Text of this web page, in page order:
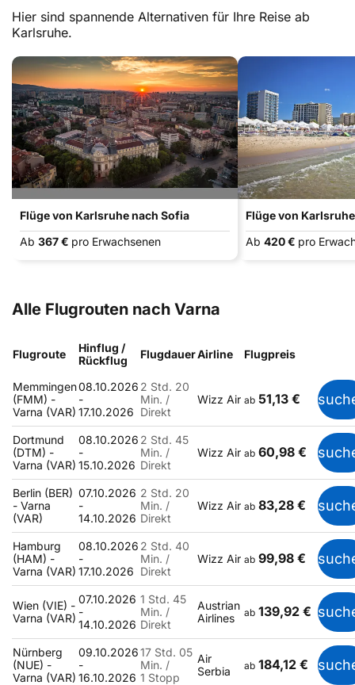
Hier sind spannende Alternativen für Ihre Reise ab
Karlsruhe.
Flüge von Karlsruhe nach Sofia
Ab 367 € pro Erwachsenen
Flüge von
Ab 420 € pro
Alle Flugrouten nach Varna
Flugroute
Hinflug /
Rückflug
FlugdauerAirline Flugpreis
Memmingen
(FMM) -
Varna (VAR)
08.10.2026
-
17.10.2026
2 Std. 20
Min. /
Direkt
Wizz Air ab 51,13 €
Dortmund
(DTM) -
Varna (VAR)
08.10.2026
-
15.10.2026
2 Std. 45
Min. /
Direkt
Wizz Air ab 60,98 €
Berlin (BER)
- Varna
(VAR)
07.10.2026
-
14.10.2026
2 Std. 20
Min. /
Direkt
Wizz Air ab 83,28 €
Hamburg
(HAM) -
Varna (VAR)
08.10.2026
-
17.10.2026
2 Std. 40
Min. /
Direkt
Wizz Air ab 99,98 €
Wien (VIE) -
Varna (VAR)
07.10.2026
-
14.10.2026
1 Std. 45
Min. /
Direkt
Austrian
Airlines
ab 139,92 €
Nürnberg
(NUE) -
Varna (VAR)
09.10.2026
-
16.10.2026
17 Std. 05
Min. /
1 Stopp
Air
Serbia
ab 184,12 €